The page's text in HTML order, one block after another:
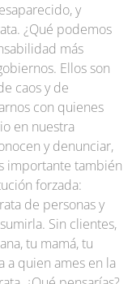
y
¿Qué podemos
más
Ellos son
caos y de
con quienes
en nuestra
y denunciar,
importante también
forzada:
de personas y
Sin clientes,
tu mamá, tu
a quien ames en la